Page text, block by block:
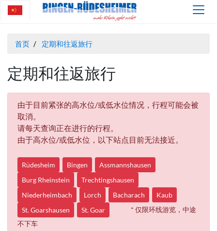
首页 定期和往返旅行
定期和往返旅行
由于目前紧张的高水位/或低水位情况，行程可能会被
取消。
请每天查询正在进行的行程。
由于高水位/或低水位，以下站点目前无法接近。
Rüdesheim Bingen
Assmannshausen
Burg Rheinstein
Trechtingshausen
Niederheimbach
Lorch Bacharach
Kaub
St. Goarshausen
St. Goar
* 仅限环线游览，中途
不下车